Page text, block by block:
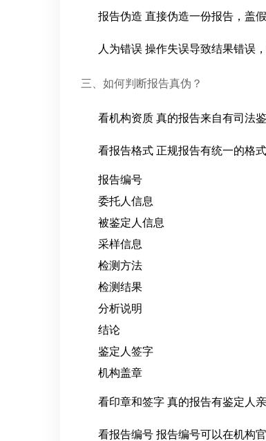
报告伪造 直接伪造一份报告，盖假
人为错误 操作失误导致结果错误
三、如何判断报告真伪？
看机构资质 真的报告来自有司法
看报告格式 正规报告有统一的格式
报告编号
委托人信息
被鉴定人信息
采样信息
检测方法
检测结果
分析说明
结论
鉴定人签字
机构盖章
看印章和签字 真的报告有鉴定人
看报告编号 报告编号可以在机构